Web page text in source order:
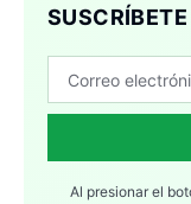
SUSCRÍBETE
Al presionar el